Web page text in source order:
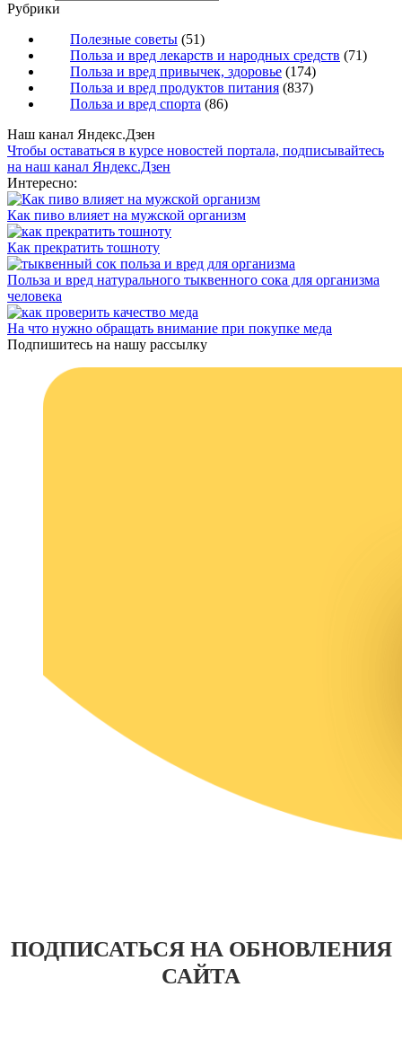
Рубрики
Полезные советы (51)
Польза и вред лекарств и народных средств (71)
Польза и вред привычек, здоровье (174)
Польза и вред продуктов питания (837)
Польза и вред спорта (86)
Наш канал Яндекс.Дзен
Чтобы оставаться в курсе новостей портала, подписывайтесь
на наш канал Яндекс.Дзен
Интересно:
Как пиво влияет на мужской организм
Как прекратить тошноту
Польза и вред натурального тыквенного сока для организма
человека
На что нужно обращать внимание при покупке меда
Подпишитесь на нашу рассылку
ПОДПИСАТЬСЯ НА ОБНОВЛЕНИЯ
САЙТА